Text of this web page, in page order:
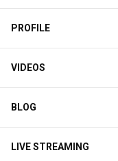
PROFILE
VIDEOS
BLOG
LIVE STREAMING